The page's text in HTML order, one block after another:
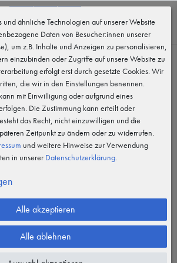
ähnliche Technologien auf unserer Website
Daten von Besucher:innen unserer
um z.B. Inhalte und Anzeigen zu personalisieren,
einzubinden oder Zugriffe auf unsere Website zu
erfolgt erst durch gesetzte Cookies. Wir
die wir in den Einstellungen benennen.
mit Einwilligung oder aufgrund eines
Die Zustimmung kann erteilt oder
das Recht, nicht einzuwilligen und die
Zeitpunkt zu ändern oder zu widerrufen.
und weitere Hinweise zur Verwendung
in unserer Daten­schutz­erklärung.
Alle akzeptieren
Alle ablehnen